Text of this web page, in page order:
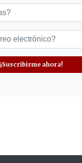
¡Suscribirme ahora!